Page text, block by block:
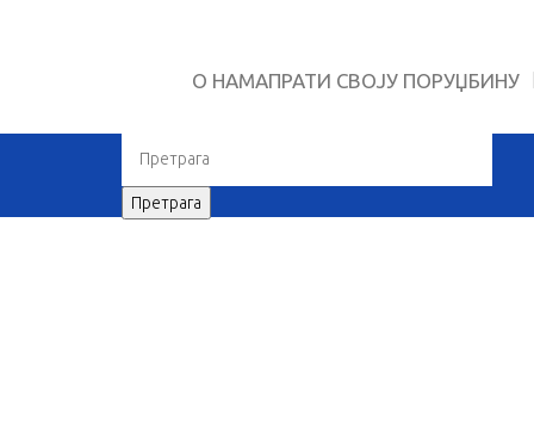
О НАМАПРАТИ СВОЈУ ПОРУЏБИНУ
Претрага